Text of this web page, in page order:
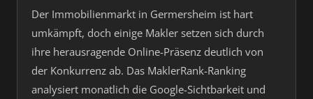
Der Immobilienmarkt in Germersheim ist hart
umkämpft, doch einige Makler setzen sich durch
ihre herausragende Online-Präsenz deutlich von
der Konkurrenz ab. Das MaklerRank-Ranking
analysiert monatlich die Google-Sichtbarkeit und